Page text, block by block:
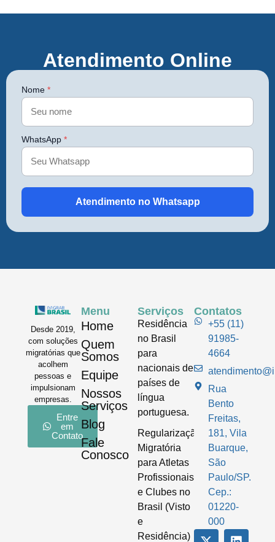
Atendimento Online
Nome *
WhatsApp *
Atendimento no Whatsapp
Desde 2019,
com soluções
migratórias que
acolhem
pessoas e
impulsionam
empresas.
Entre
em
Contato
Menu
Home
Quem
Somos
Equipe
Nossos
Serviços
Blog
Fale
Conosco
Serviços
Residência
no Brasil
para
nacionais de
países de
língua
portuguesa.
Regularização
Migratória
para Atletas
Profissionais
e Clubes no
Brasil (Visto
e
Residência)
Contatos
+55 (11)
91985-
4664
Rua
Bento
Freitas,
181, Vila
Buarque,
São
Paulo/SP.
Cep.:
01220-
000